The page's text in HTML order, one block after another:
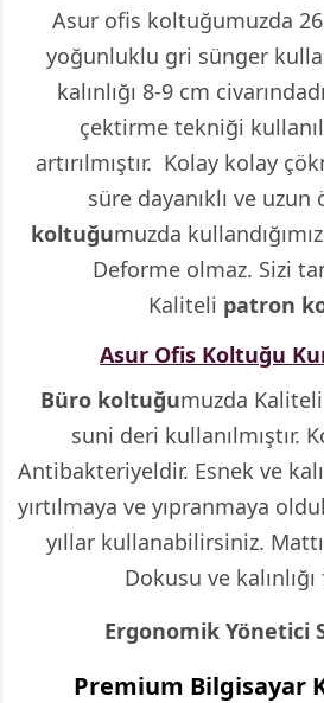
Asur ofis koltuğumuzda
yoğunluklu gri sünger
kalınlığı 8-9 cm
çektirme tekniği
artırılmıştır. Kolay kolay
süre dayanıklı ve uzun
koltuğumuzda
Deforme olmaz. Sizi
Kaliteli patron
Asur Ofis Koltuğu
Büro koltuğumuzda Kaliteli
suni deri kullanılmıştır.
Antibakteriyeldir. Esnek ve
yırtılmaya ve yıpranmaya
yıllar kullanabilirsiniz.
Dokusu ve kalınlığı
Ergonomik Yönetici
Premium Bilgisayar